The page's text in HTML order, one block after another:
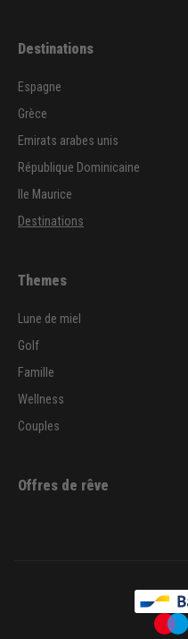
Destinations
Espagne
Grèce
Emirats arabes unis
République Dominicaine
Ile Maurice
Destinations
Themes
Lune de miel
Golf
Famille
Wellness
Couples
Offres de rêve